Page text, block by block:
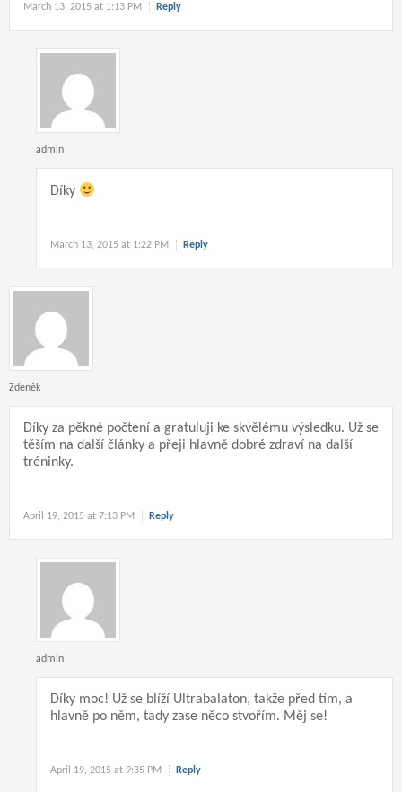
March 13, 2015 at 1:13 PM Reply
admin
Díky
March 13, 2015 at 1:22 PM Reply
Zdeněk
Díky za pěkné počtení a gratuluji ke skvělému výsledku. Už se
těším na další články a přeji hlavně dobré zdraví na další
tréninky.
April 19, 2015 at 7:13 PM Reply
admin
Díky moc! Už se blíží Ultrabalaton, takže před tím, a
hlavně po něm, tady zase něco stvořím. Měj se!
April 19, 2015 at 9:35 PM Reply